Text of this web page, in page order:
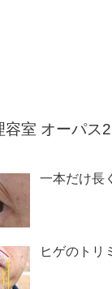
容室 オーパス
一本だけ長
ヒゲのトリ